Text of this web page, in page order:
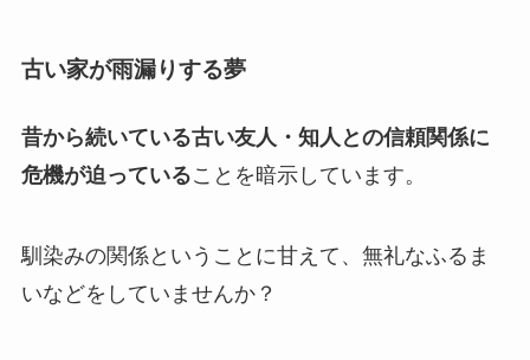
古い家が雨漏りする夢
昔から続いている古い友人・知人との信頼関係に
危機が迫っていることを暗示しています。
馴染みの関係ということに甘えて、無礼なふるま
いなどをしていませんか？